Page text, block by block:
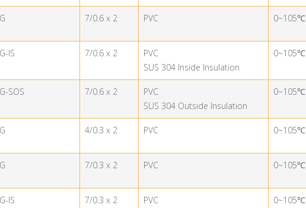
7/0.6 x 2 PVC 0~105℃
IS 7/0.6 x 2
PVC
SUS 304 Inside Insulation
0~105℃
SOS 7/0.6 x 2
PVC
SUS 304 Outside Insulation
0~105℃
4/0.3 x 2 PVC 0~105℃
7/0.3 x 2 PVC 0~105℃
IS 7/0.3 x 2
PVC
0~105℃